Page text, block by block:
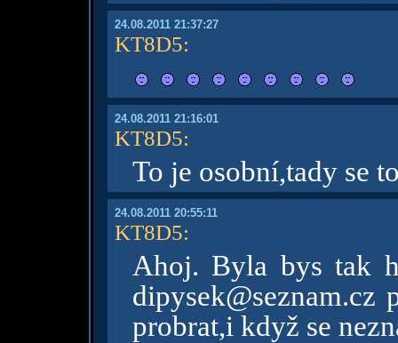
24.08.2011 21:37:27
KT8D5:
24.08.2011 21:16:01
KT8D5:
To je osobní,tady se
24.08.2011 20:55:11
KT8D5:
Ahoj. Byla bys tak
dipysek@seznam.cz
probrat,i když se